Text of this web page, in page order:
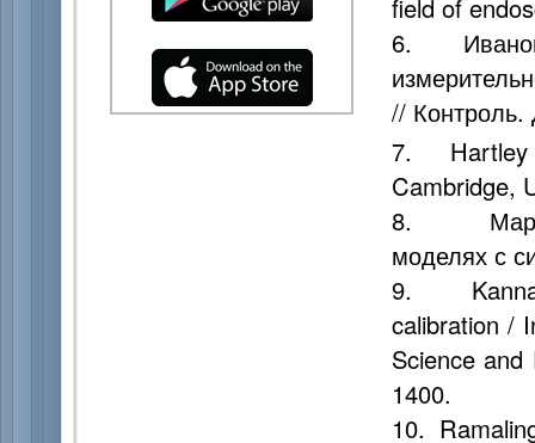
field of
6. Иванов
//
7. Hartley
Cambridge,
8.
моделях с
9. Kannala
calibration /
Science and
1400.
10.